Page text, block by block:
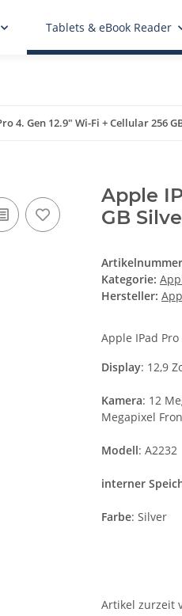
Tablets & eBook Reader
4. Gen 12.9" Wi-Fi + Cellular 256
Apple
GB
Kategorie:
Hersteller:
Apple IPad
Display: 12,9
Kamera: 12
Megapixel
Modell: A2232
interner
Farbe: Silver
Artikel zurzeit